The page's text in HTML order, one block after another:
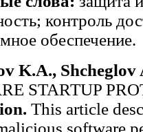
контроль
обеспечение.
K.A., Shcheglov
STARTUP
This article
software